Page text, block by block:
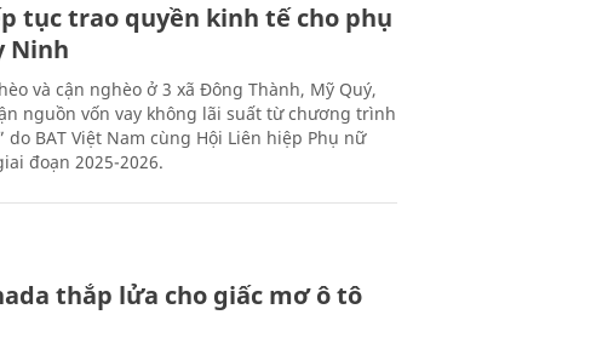
tục trao quyền kinh tế cho phụ
Ninh
và cận nghèo ở 3 xã Đông Thành, Mỹ Quý,
nguồn vốn vay không lãi suất từ chương trình
do BAT Việt Nam cùng Hội Liên hiệp Phụ nữ
đoạn 2025-2026.
thắp lửa cho giấc mơ ô tô